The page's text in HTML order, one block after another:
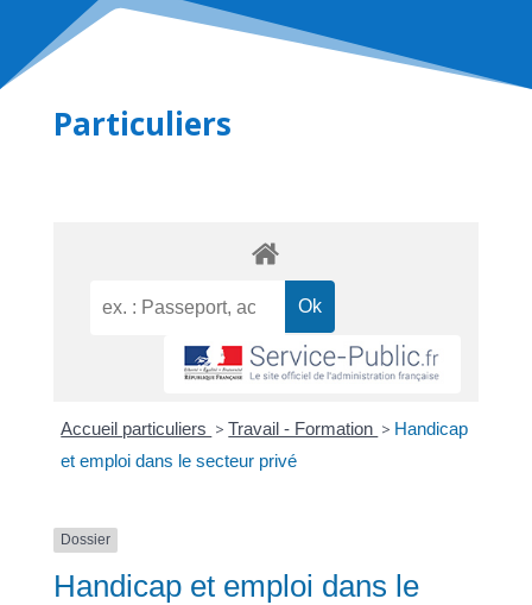
Particuliers
Accueil particuliers > Travail - Formation > Handicap
et emploi dans le secteur privé
Dossier
Handicap et emploi dans le